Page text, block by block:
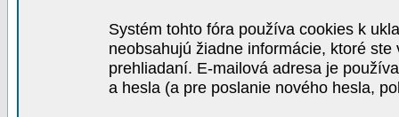
Systém tohto fóra používa cookies k
neobsahujú žiadne informácie, ktoré
prehliadaní. E-mailová adresa je
a hesla (a pre poslanie nového hesla,